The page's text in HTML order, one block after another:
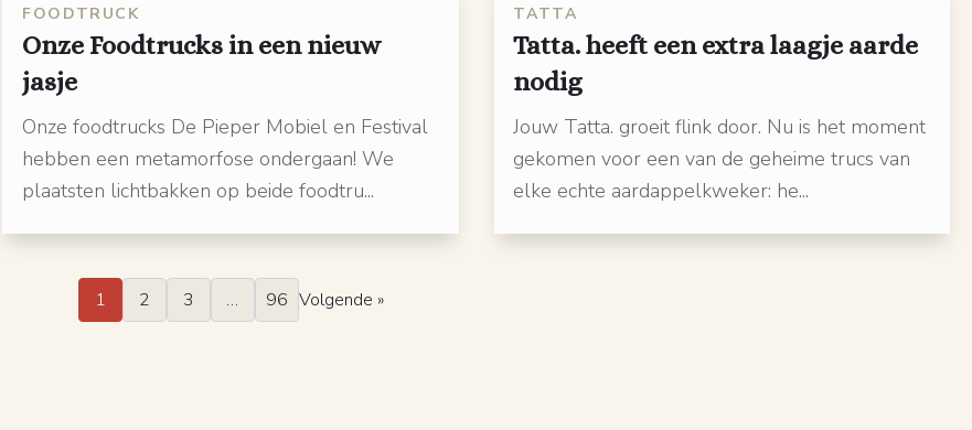
FOODTRUCK
Onze Foodtrucks in een nieuw
jasje
Onze foodtrucks De Pieper Mobiel en Festival
hebben een metamorfose ondergaan! We
plaatsten lichtbakken op beide foodtru...
TATTA
Tatta. heeft een extra laagje aarde
nodig
Jouw Tatta. groeit flink door. Nu is het moment
gekomen voor een van de geheime trucs van
elke echte aardappelkweker: he...
1 2 3 … 96 Volgende »